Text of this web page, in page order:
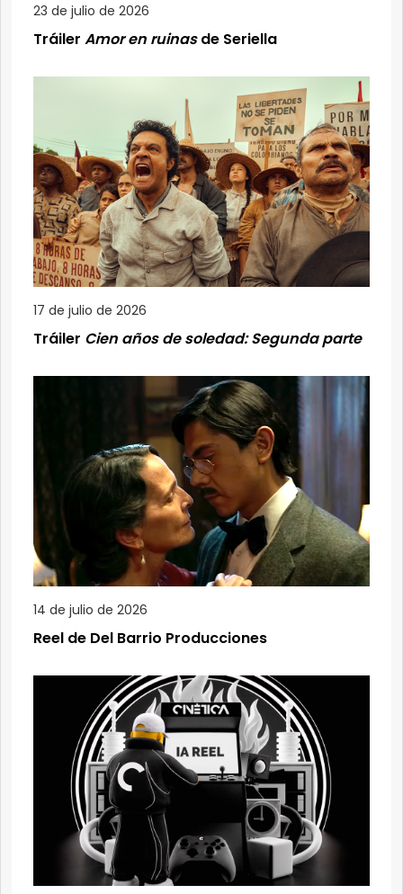
23 de julio de 2026
Tráiler Amor en ruinasde Seriella
17 de julio de 2026
Tráiler Cien años de soledad: Segunda parte
14 de julio de 2026
Reel de Del Barrio Producciones